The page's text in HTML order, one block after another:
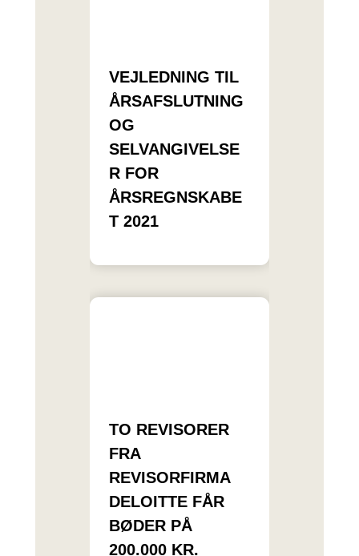
VEJLEDNING TIL
ÅRSAFSLUTNING
OG
SELVANGIVELSE
R FOR
ÅRSREGNSKABE
T 2021
TO REVISORER
FRA
REVISORFIRMA
DELOITTE FÅR
BØDER PÅ
200.000 KR.